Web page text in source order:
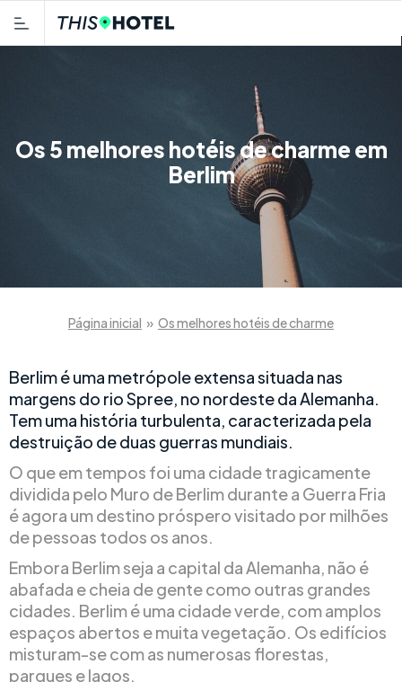
Os 5 melhores hotéis de charme em
Berlim
Página inicial » Os melhores hotéis de charme
Berlim é uma metrópole extensa situada nas
margens do rio Spree, no nordeste da Alemanha.
Tem uma história turbulenta, caracterizada pela
destruição de duas guerras mundiais.
O que em tempos foi uma cidade tragicamente
dividida pelo Muro de Berlim durante a Guerra Fria
é agora um destino próspero visitado por milhões
de pessoas todos os anos.
Embora Berlim seja a capital da Alemanha, não é
abafada e cheia de gente como outras grandes
cidades. Berlim é uma cidade verde, com amplos
espaços abertos e muita vegetação. Os edifícios
misturam-se com as numerosas florestas,
parques e lagos.